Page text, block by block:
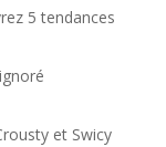
5 tendances
et Swicy